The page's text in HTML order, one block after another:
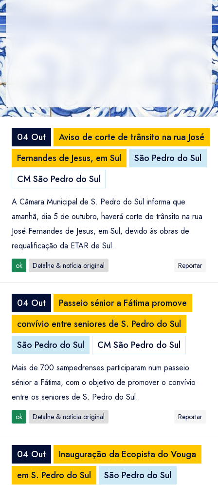
04 Out
Aviso de corte de trânsito na rua José
Fernandes de Jesus, em Sul
São Pedro do Sul
CM São Pedro do Sul
A Câmara Municipal de S. Pedro do Sul informa que
amanhã, dia 5 de outubro, haverá corte de trânsito na rua
José Fernandes de Jesus, em Sul, devido às obras de
requalificação da ETAR de Sul.
ok Detalhe & notícia original Reportar
04 Out
Passeio sénior a Fátima promove
convívio entre seniores de S. Pedro do Sul
São Pedro do Sul
CM São Pedro do Sul
Mais de 700 sampedrenses participaram num passeio
sénior a Fátima, com o objetivo de promover o convívio
entre os seniores de S. Pedro do Sul.
ok Detalhe & notícia original Reportar
04 Out
Inauguração da Ecopista do Vouga
em S. Pedro do Sul
São Pedro do Sul